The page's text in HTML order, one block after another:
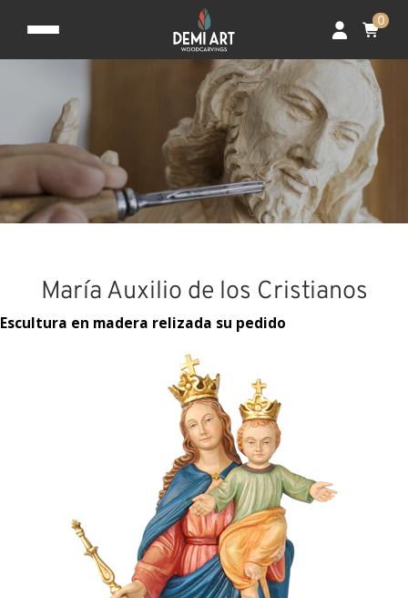
0
María Auxilio de los Cristianos
Escultura en madera relizada su pedido